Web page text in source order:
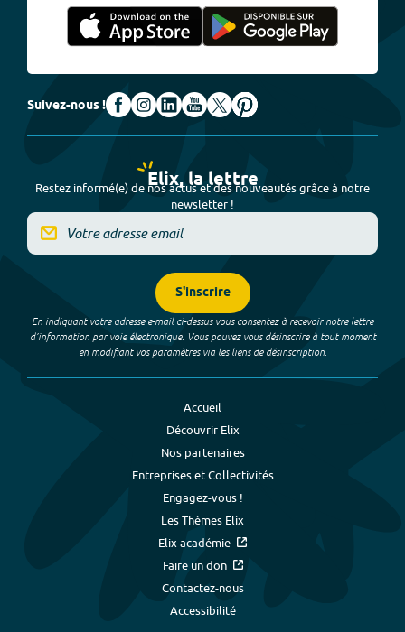
Suivez-nous !
Elix, la lettre
Restez informé(e) de nos actus et des nouveautés grâce à notre
newsletter !
S'inscrire
En indiquant votre adresse e-mail ci-dessus vous consentez à recevoir notre lettre
d’information par voie électronique. Vous pouvez vous désinscrire à tout moment
en modifiant vos paramètres via les liens de désinscription.
Accueil
Découvrir Elix
Nos partenaires
Entreprises et Collectivités
Engagez-vous !
Les Thèmes Elix
Elix académie
Faire un don
Contactez-nous
Accessibilité